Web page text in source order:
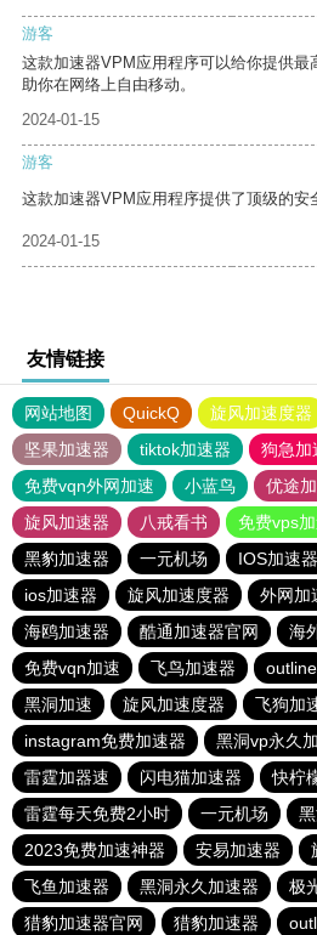
游客
这款加速器VPM应用程序可以给你提供最
助你在网络上自由移动。
2024-01-15
游客
这款加速器VPM应用程序提供了顶级的安
2024-01-15
友情链接
网站地图 QuickQ 旋风加速度器
坚果加速器
tiktok加速器
狗急加
免费vqn外网加速
小蓝鸟 优途
旋风加速器
八戒看书
免费vps
黑豹加速器
一元机场 IOS加速器
ios加速器
旋风加速度器 外网加
海鸥加速器
酷通加速器官网
海
免费vqn加速
飞鸟加速器 outline
黑洞加速
旋风加速度器
飞狗加
instagram免费加速器
黑洞vp永久
雷霆加器速
闪电猫加速器 快柠
雷霆每天免费2小时
一元机场
2023免费加速神器
安易加速器
飞鱼加速器
黑洞永久加速器 极
猎豹加速器官网
猎豹加速器